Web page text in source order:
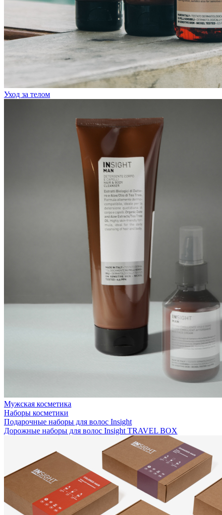
Уход за телом
Мужская косметика
Наборы косметики
Подарочные наборы для волос Insight
Дорожные наборы для волос Insight TRAVEL BOX